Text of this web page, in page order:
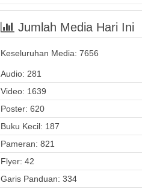
Jumlah Media Hari Ini
Keseluruhan Media: 7656
Audio: 281
Video: 1639
Poster: 620
Buku Kecil: 187
Pameran: 821
Flyer: 42
Garis Panduan: 334